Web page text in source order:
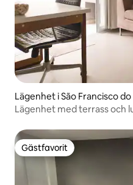
Lägenhet i São Francisco do
Lägenhet med terrass och
Gästfavorit
Gästfavorit